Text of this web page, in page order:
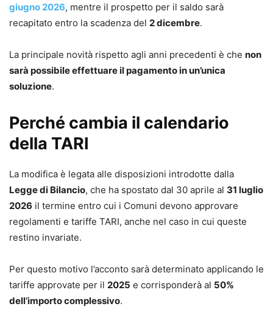
giugno 2026, mentre il prospetto per il saldo sarà
recapitato entro la scadenza del 2 dicembre.
La principale novità rispetto agli anni precedenti è che non
sarà possibile effettuare il pagamento in un’unica
soluzione.
Perché cambia il calendario
della TARI
La modifica è legata alle disposizioni introdotte dalla
Legge di Bilancio, che ha spostato dal 30 aprile al 31 luglio
2026 il termine entro cui i Comuni devono approvare
regolamenti e tariffe TARI, anche nel caso in cui queste
restino invariate.
Per questo motivo l’acconto sarà determinato applicando le
tariffe approvate per il 2025 e corrisponderà al 50%
dell’importo complessivo.